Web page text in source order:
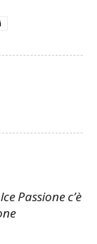
Passione c’è